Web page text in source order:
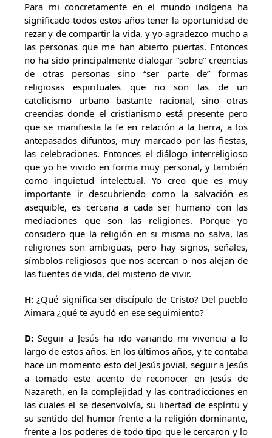
Para mi concretamente en el mundo indígena ha
significado todos estos años tener la oportunidad de
rezar y de compartir la vida, y yo agradezco mucho a
las personas que me han abierto puertas. Entonces
no ha sido principalmente dialogar “sobre” creencias
de otras personas sino “ser parte de” formas
religiosas espirituales que no son las de un
catolicismo urbano bastante racional, sino otras
creencias donde el cristianismo está presente pero
que se manifiesta la fe en relación a la tierra, a los
antepasados difuntos, muy marcado por las fiestas,
las celebraciones. Entonces el diálogo interreligioso
que yo he vivido en forma muy personal, y también
como inquietud intelectual. Yo creo que es muy
importante ir descubriendo como la salvación es
asequible, es cercana a cada ser humano con las
mediaciones que son las religiones. Porque yo
considero que la religión en si misma no salva, las
religiones son ambiguas, pero hay signos, señales,
símbolos religiosos que nos acercan o nos alejan de
las fuentes de vida, del misterio de vivir.
H: ¿Qué significa ser discípulo de Cristo? Del pueblo
Aimara ¿qué te ayudó en ese seguimiento?
D: Seguir a Jesús ha ido variando mi vivencia a lo
largo de estos años. En los últimos años, y te contaba
hace un momento esto del Jesús jovial, seguir a Jesús
a tomado este acento de reconocer en Jesús de
Nazareth, en la complejidad y las contradicciones en
las cuales el se desenvolvía, su libertad de espíritu y
su sentido del humor frente a la religión dominante,
frente a los poderes de todo tipo que le cercaron y lo